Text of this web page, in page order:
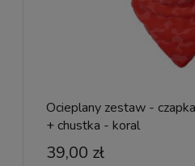
Ocieplany zestaw -
+ chustka - koral
39,00 zł